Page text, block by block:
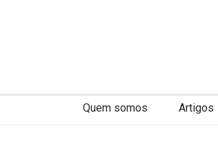
Quem somos Artigos